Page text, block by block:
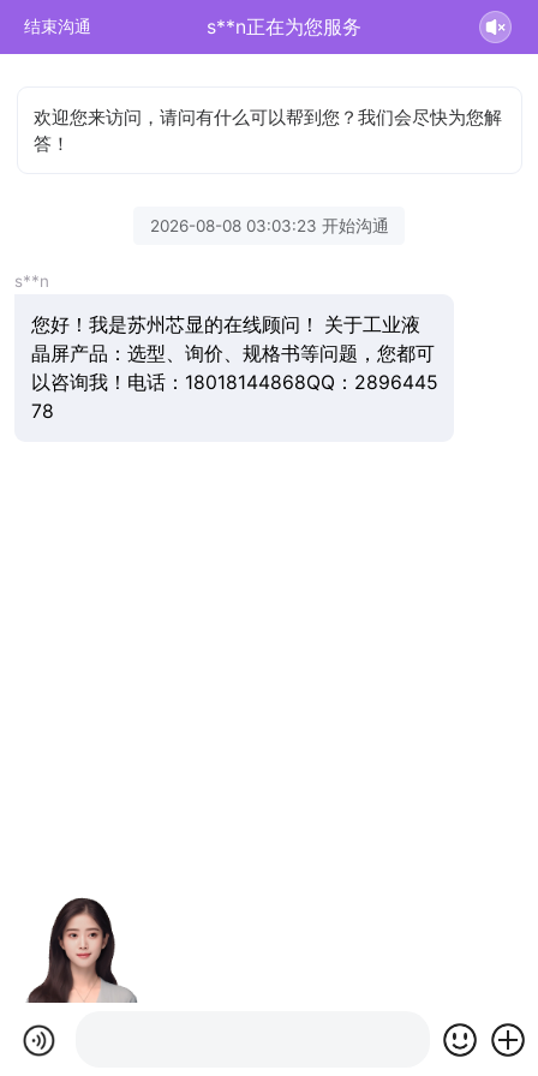
结束沟通 s**n正在为您服务
欢迎您来访问，请问有什么可以帮到您？我们会尽快为您解
答！
2026-08-08 03:03:23 开始沟通
s**n
您好！我是苏州芯显的在线顾问！ 关于工业液
晶屏产品：选型、询价、规格书等问题，您都可
以咨询我！电话：18018144868QQ：2896445
78